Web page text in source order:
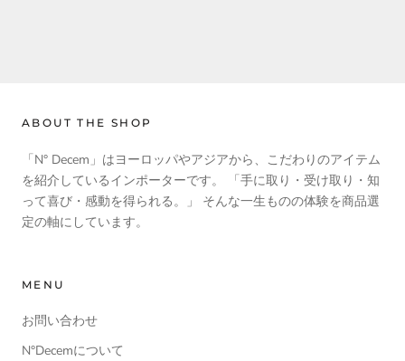
ABOUT THE SHOP
「N° Decem」はヨーロッパやアジアから、こだわりのアイテム
を紹介しているインポーターです。 「手に取り・受け取り・知
って喜び・感動を得られる。」 そんな一生ものの体験を商品選
定の軸にしています。
MENU
お問い合わせ
N°Decemについて